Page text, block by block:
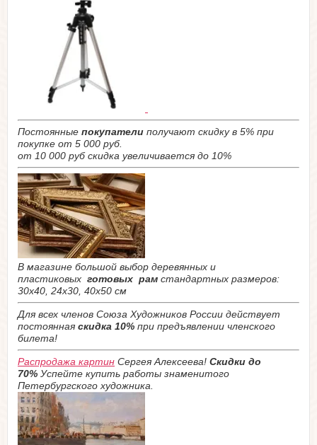
Постоянные покупатели получают скидку в 5% при
покупке от 5 000 руб.
от 10 000 руб скидка увеличивается до 10%
В магазине большой выбор деревянных и
пластиковых готовых рам стандартных размеров:
30х40, 24х30, 40х50 см
Для всех членов Союза Художников России действует
постоянная скидка 10% при предъявлении членского
билета!
Распродажа картин Сергея Алексеева! Скидки до
70% Успейте купить работы знаменитого
Петербургского художника.